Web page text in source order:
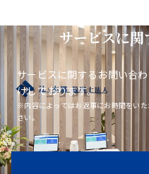
サービスに
サービスに関するお問い合
けしております。
※内容によってはお返事にお時間をいた
さい。